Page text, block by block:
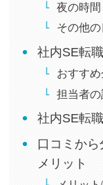
夜の時
その他
社内SE転
おすす
担当者
社内SE転
口コミから
メリット